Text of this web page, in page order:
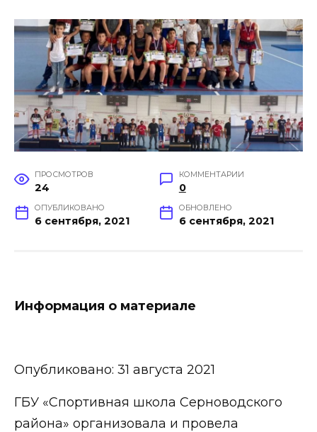
ПРОСМОТРОВ
24
КОММЕНТАРИИ
0
ОПУБЛИКОВАНО
6 сентября, 2021
ОБНОВЛЕНО
6 сентября, 2021
Информация о материале
Опубликовано: 31 августа 2021
ГБУ «Спортивная школа Серноводского
района» организовала и провела